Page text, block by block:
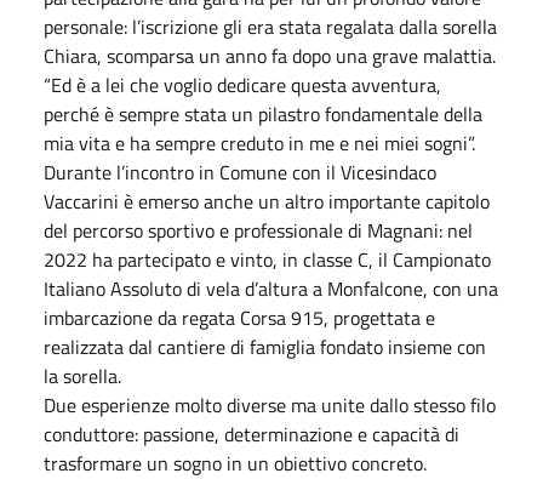
personale: l’iscrizione gli era stata regalata dalla sorella
Chiara, scomparsa un anno fa dopo una grave malattia.
“Ed è a lei che voglio dedicare questa avventura,
perché è sempre stata un pilastro fondamentale della
mia vita e ha sempre creduto in me e nei miei sogni”.
Durante l’incontro in Comune con il Vicesindaco
Vaccarini è emerso anche un altro importante capitolo
del percorso sportivo e professionale di Magnani: nel
2022 ha partecipato e vinto, in classe C, il Campionato
Italiano Assoluto di vela d’altura a Monfalcone, con una
imbarcazione da regata Corsa 915, progettata e
realizzata dal cantiere di famiglia fondato insieme con
la sorella.
Due esperienze molto diverse ma unite dallo stesso filo
conduttore: passione, determinazione e capacità di
trasformare un sogno in un obiettivo concreto.